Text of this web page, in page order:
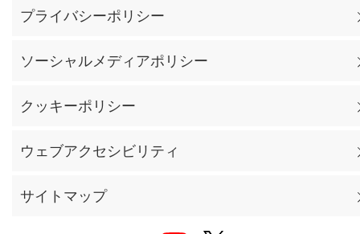
プライバシーポリシー
ソーシャルメディアポリシー
クッキーポリシー
ウェブアクセシビリティ
サイトマップ